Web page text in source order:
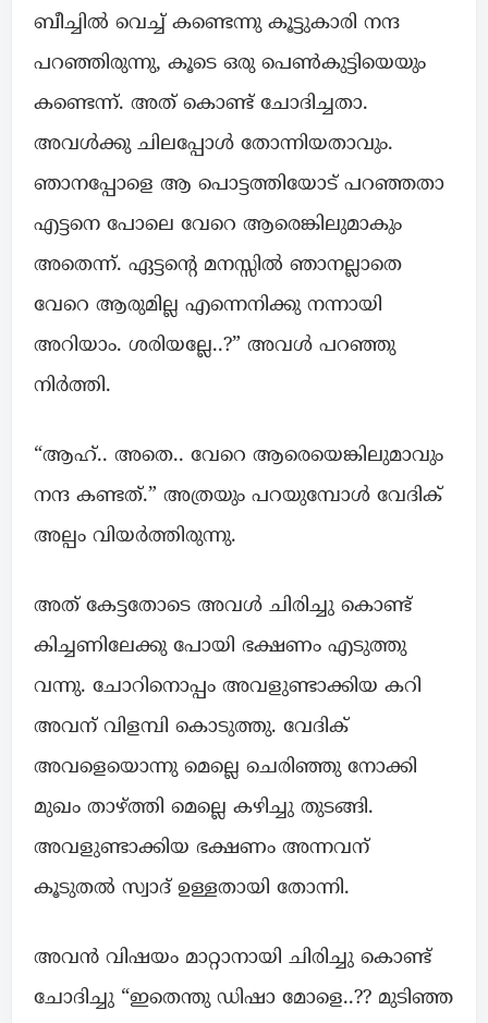
ബീച്ചിൽ വെച്ച് കണ്ടെന്നു കൂട്ടുകാരി നന്ദ
പറഞ്ഞിരുന്നു, കൂടെ ഒരു പെൺകുട്ടിയെയും
കണ്ടെന്ന്. അത് കൊണ്ട് ചോദിച്ചതാ.
അവൾക്കു ചിലപ്പോൾ തോന്നിയതാവും.
ഞാനപ്പോളെ ആ പൊട്ടത്തിയോട് പറഞ്ഞതാ
എട്ടനെ പോലെ വേറെ ആരെങ്കിലുമാകും
അതെന്ന്. ഏട്ടന്റെ മനസ്സിൽ ഞാനല്ലാതെ
വേറെ ആരുമില്ല എന്നെനിക്കു നന്നായി
അറിയാം. ശരിയല്ലേ..?” അവൾ പറഞ്ഞു
നിർത്തി.
“ആഹ്.. അതെ.. വേറെ ആരെയെങ്കിലുമാവും
നന്ദ കണ്ടത്.” അത്രയും പറയുമ്പോൾ വേദിക്
അല്പം വിയർത്തിരുന്നു.
അത് കേട്ടതോടെ അവൾ ചിരിച്ചു കൊണ്ട്
കിച്ചണിലേക്കു പോയി ഭക്ഷണം എടുത്തു
വന്നു. ചോറിനൊപ്പം അവളുണ്ടാക്കിയ കറി
അവന് വിളമ്പി കൊടുത്തു. വേദിക്
അവളെയൊന്നു മെല്ലെ ചെരിഞ്ഞു നോക്കി
മുഖം താഴ്ത്തി മെല്ലെ കഴിച്ചു തുടങ്ങി.
അവളുണ്ടാക്കിയ ഭക്ഷണം അന്നവന്
കൂടുതൽ സ്വാദ് ഉള്ളതായി തോന്നി.
അവൻ വിഷയം മാറ്റാനായി ചിരിച്ചു കൊണ്ട്
ചോദിച്ചു “ഇതെന്തു ഡിഷാ മോളെ..?? മുടിഞ്ഞ